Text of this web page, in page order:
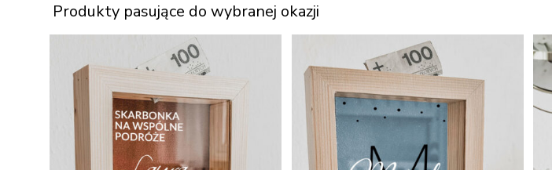
Produkty pasujące do wybranej okazji